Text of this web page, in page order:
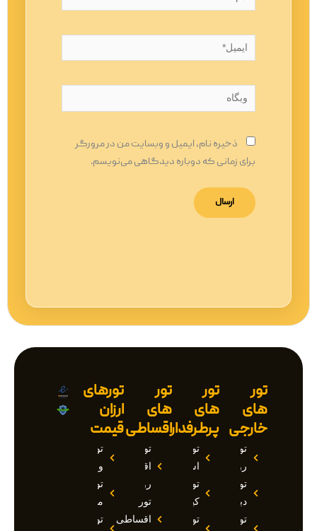
ایمیل*
وبگاه
ذخیره نام، ایمیل و وبسایت من در مرورگر
برای زمانی که دوباره دیدگاهی می‌نویسم.
تور
های
خارجی
تور
روسیه
تور
دبی
تور
تور
های
پرطرفدار
تور
استانبول
تور
کیش
تور
تور
های
اقساطی
تور
اقساطی
روسیه
تور
اقساطی
تورهای
ارزان
قیمت
تور
وان
تور
مارماریس
تور